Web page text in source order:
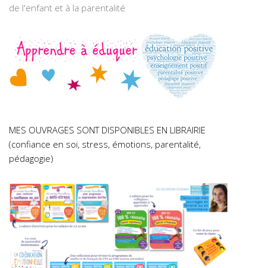
de l'enfant et à la parentalité
MES OUVRAGES SONT DISPONIBLES EN LIBRAIRIE
(confiance en soi, stress, émotions, parentalité,
pédagogie)